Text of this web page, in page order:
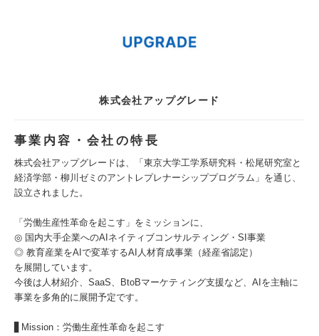
株式会社アップグレード
事業内容・会社の特長
株式会社アップグレードは、「東京大学工学系研究科・松尾研究室と
経済学部・柳川ゼミのアントレプレナーシッププログラム」を通じ、
設立されました。
「労働生産性革命を起こす」をミッションに、
◎ 国内大手企業へのAIネイティブコンサルティング・SI事業
◎ 教育産業をAIで変革するAI人材育成事業（経産省認定）
を展開しています。
今後は人材紹介、SaaS、BtoBマーケティング支援など、AIを主軸に
事業を多角的に展開予定です。
▋Mission：労働生産性革命を起こす